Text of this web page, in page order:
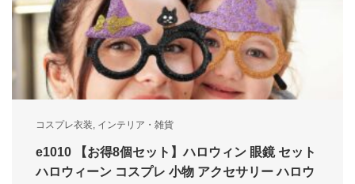
コスプレ衣装, インテリア・雑貨
e1010 【お得8個セット】ハロウィン 眼鏡 セット
ハロウィーン コスプレ 小物 アクセサリー ハロウ